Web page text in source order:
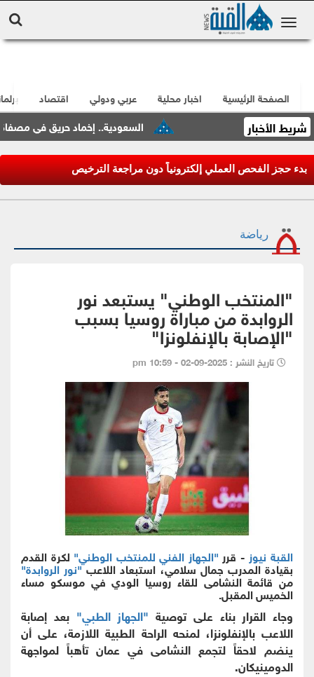
الصفحة الرئيسية اخبار محلية عربي ودولي اقتصاد
شريط الأخبار السعودية.. إخماد حريق في مصفاة
بدء حجز الفحص العملي إلكترونياً دون مراجعة الترخيص
رياضة
"المنتخب الوطني" يستبعد نور
الروابدة من مباراة روسيا بسبب
"الإصابة بالإنفلونزا"
تاريخ النشر : 2025-09-02 - 10:59 pm
القبة نيوز - قرر "الجهاز الفني للمنتخب الوطني" لكرة القدم
بقيادة المدرب جمال سلامي، استبعاد اللاعب"نور الروابدة"
من قائمة النشامى للقاء روسيا الودي في موسكو مساء
الخميس المقبل.
وجاء القرار بناء على توصية "الجهاز الطبي" بعد إصابة
اللاعب بالإنفلونزا، لمنحه الراحة الطبية اللازمة، على أن
ينضم لاحقاً لتجمع النشامى في عمان تأهباً لمواجهة
الدومينيكان.